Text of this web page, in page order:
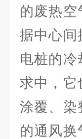
的废热
据中心间
电桩的
求中，它
涂覆、染
的通风